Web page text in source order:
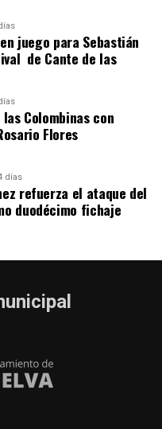
juego para Sebastián
de Cante de las
Colombinas con
Flores
días
refuerza el ataque del
duodécimo fichaje